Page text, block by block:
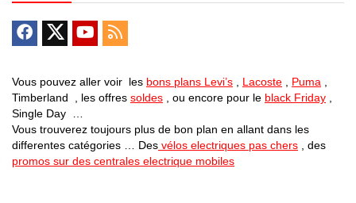
Vous pouvez aller voir les bons plans Levi’s Lacoste Puma
Timberland , les offres soldes , ou encore pour le black Friday
Single Day …
Vous trouverez toujours plus de bon plan en allant dans les
differentes catégories … Des vélos electriques pas chers , des
promos sur des centrales electrique mobiles